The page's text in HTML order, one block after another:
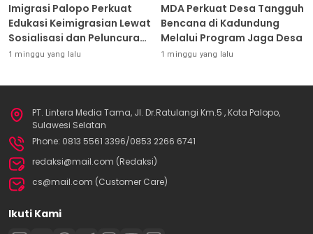
Imigrasi Palopo Perkuat
Edukasi Keimigrasian Lewat
Sosialisasi dan Peluncuran
Inovasi Chatbot “IT CHIKA”
1 minggu yang lalu
MDA Perkuat Desa Tangguh
Bencana di Kadundung
Melalui Program Jaga Desa
1 minggu yang lalu
PT. Lintera Media Tama, Jl. Dr.Ratulangi Km.5 , Kota Palopo,
Sulawesi Selatan
Phone: 0813 5561 3396/0853 2266 6741
redaksi@mail.com (Redaksi)
cs@mail.com (Customer Care)
Ikuti Kami